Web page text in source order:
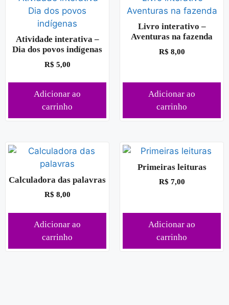
Atividade interativa –
Dia dos povos indígenas
R$ 5,00
Adicionar ao
carrinho
Livro interativo –
Aventuras na fazenda
R$ 8,00
Adicionar ao
carrinho
Calculadora das palavras
R$ 8,00
Adicionar ao
carrinho
Primeiras leituras
R$ 7,00
Adicionar ao
carrinho